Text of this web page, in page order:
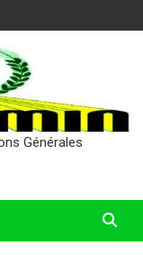
Générales